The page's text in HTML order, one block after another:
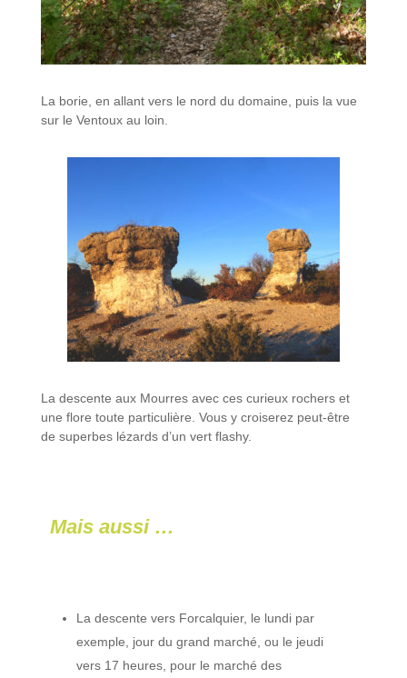
La borie, en allant vers le nord du domaine, puis la vue
sur le Ventoux au loin.
La descente aux Mourres avec ces curieux rochers et
une flore toute particulière. Vous y croiserez peut-être
de superbes lézards d’un vert flashy.
Mais aussi …
La descente vers Forcalquier, le lundi par
exemple, jour du grand marché, ou le jeudi
vers 17 heures, pour le marché des